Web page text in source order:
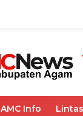
AMC Info